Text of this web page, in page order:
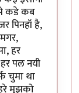
कडे कब
पिनहॉ है,
हर
पल नयी
चुमा था
मुझको